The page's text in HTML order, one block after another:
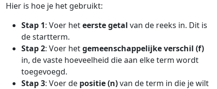
Hier is hoe je het gebruikt:
Stap 1: Voer heteerste getal van de reeks in. Dit is
de startterm.
Stap 2: Voer hetgemeenschappelijke verschil (f)
in, de vaste hoeveelheid die aan elke term wordt
toegevoegd.
Stap 3: Voer de positie (n)van de term in die je wilt